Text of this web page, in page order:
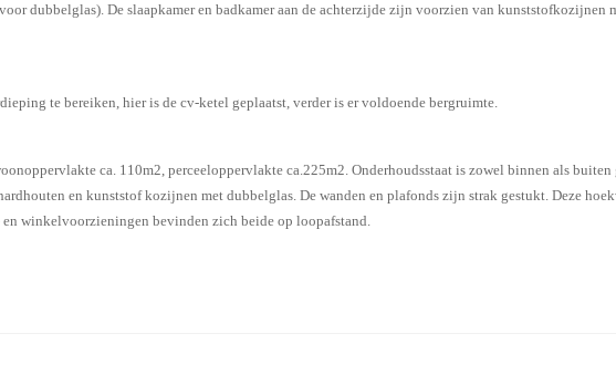
dubbelglas). De slaapkamer en badkamer aan de achterzijde zijn voorzien van kunststofkozijnen
te bereiken, hier is de cv-ketel geplaatst, verder is er voldoende bergruimte.
ca. 110m2, perceeloppervlakte ca.225m2. Onderhoudsstaat is zowel binnen als buiten
en kunststof kozijnen met dubbelglas. De wanden en plafonds zijn strak gestukt. Deze
en winkelvoorzieningen bevinden zich beide op loopafstand.